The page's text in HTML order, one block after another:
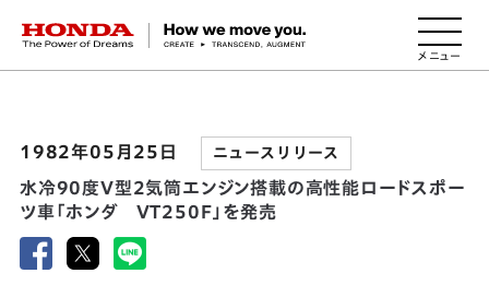
HONDA The Power of Dreams
1982年05月25日 ニュースリリース
水冷90度V型2気筒エンジン搭載の高性能ロードスポー
ツ車「ホンダ VT250F」を発売